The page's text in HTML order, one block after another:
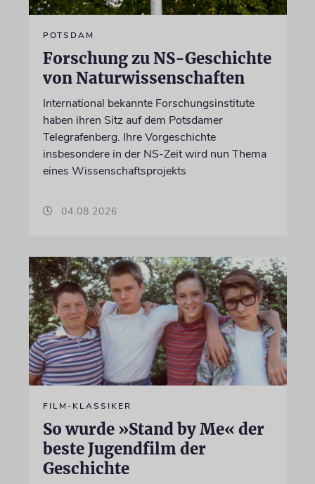
POTSDAM
Forschung zu NS-Geschichte
von Naturwissenschaften
International bekannte Forschungsinstitute
haben ihren Sitz auf dem Potsdamer
Telegrafenberg. Ihre Vorgeschichte
insbesondere in der NS-Zeit wird nun Thema
eines Wissenschaftsprojekts
04.08.2026
FILM-KLASSIKER
So wurde »Stand by Me« der
beste Jugendfilm der
Geschichte